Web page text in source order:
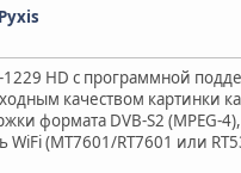
HD с программной
качеством картинки
формата DVB-S2 (MPEG-
(MT7601/RT7601 или